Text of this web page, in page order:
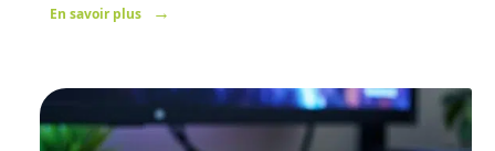
En savoir plus